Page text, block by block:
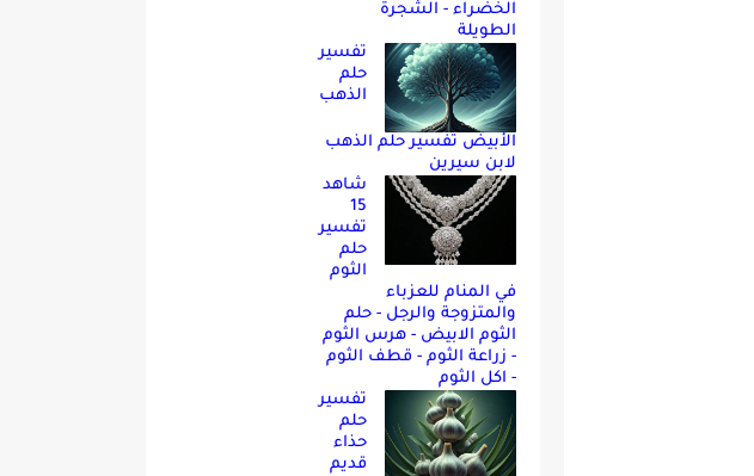
الخضراء - الشجرة
الطويلة
تفسير
حلم
الذهب
الأبيض تفسير حلم الذهب
لابن سيرين
شاهد
15
تفسير
حلم
الثوم
في المنام للعزباء
والمتزوجة والرجل - حلم
الثوم الابيض - هرس الثوم
- زراعة الثوم - قطف الثوم
- اكل الثوم
تفسير
حلم
حذاء
قديم